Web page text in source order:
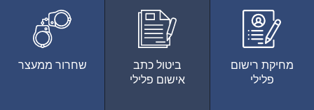
מחיקת רישום
פלילי
ביטול כתב
אישום פלילי
שחרור ממעצר